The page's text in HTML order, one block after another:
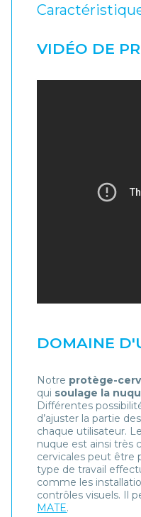
VIDÉO DE
DOMAINE
Notre protège-
qui soulage la
Différentes
d’ajuster la partie
chaque utilisateur.
nuque est ainsi très
cervicales peut être
type de travail
comme les
contrôles visuels. Il
MATE.